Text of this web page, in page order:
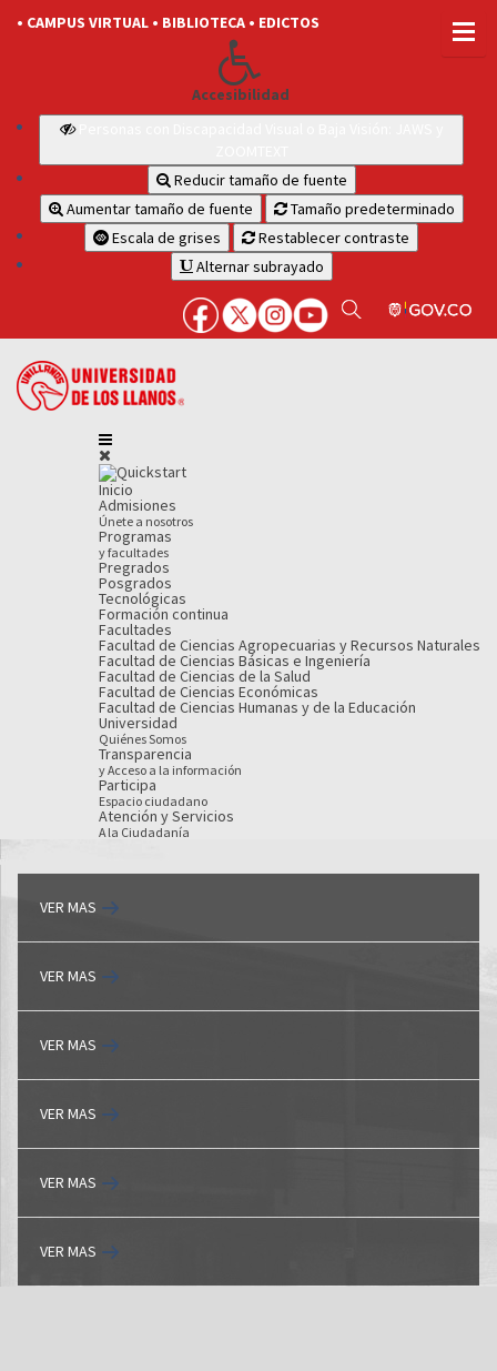
• CAMPUS VIRTUAL • BIBLIOTECA • EDICTOS
Accesibilidad
Reducir tamaño de fuente
Aumentar tamaño de fuente
Tamaño predeterminado
Escala de grises
Restablecer contraste
Alternar subrayado
Inicio
Admisiones
Únete a nosotros
Programas
y facultades
Pregrados
Posgrados
Tecnológicas
Formación continua
Facultades
Facultad de Ciencias Agropecuarias y Recursos Naturales
Facultad de Ciencias Básicas e Ingeniería
Facultad de Ciencias de la Salud
Facultad de Ciencias Económicas
Facultad de Ciencias Humanas y de la Educación
Universidad
Quiénes Somos
Transparencia
y Acceso a la información
Participa
Espacio ciudadano
Atención y Servicios
A la Ciudadanía
VER MAS
VER MAS
VER MAS
VER MAS
VER MAS
VER MAS